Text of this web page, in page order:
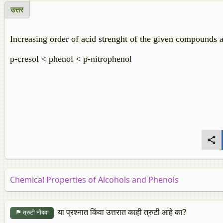
उत्तर
Increasing order of acid strenght of the given compounds
p-cresol < phenol < p-nitrophenol
Chemical Properties of Alcohols and Phenols
त्रुटी नोंदवा या प्रश्नात किंवा उत्तरात काही त्रुटी आहे का?